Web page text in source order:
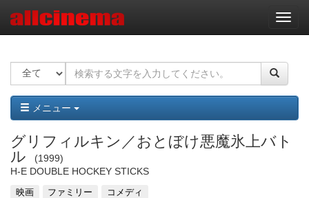
ナ
ビ
ー
ョ
ン
メニュー
グリフィルキン／おとぼけ悪魔氷上バト
ル
1999
H-E DOUBLE HOCKEY STICKS
映画 ファミリー コメディ